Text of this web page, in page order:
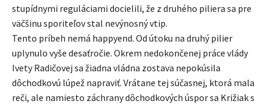
stupídnymi reguláciami docielili, že z druhého piliera sa pre
väčšinu sporiteľov stal nevýnosný vtip.
Tento príbeh nemá happyend. Od útoku na druhý pilier
uplynulo vyše desaťročie. Okrem nedokončenej práce vlády
Ivety Radičovej sa žiadna vládna zostava nepokúsila
dôchodkovú lúpež napraviť. Vrátane tej súčasnej, ktorá mala
reči, ale namiesto záchrany dôchodkových úspor sa Križiak s